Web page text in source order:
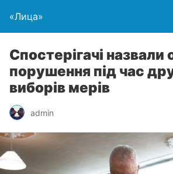
«Лица»
Спостерігачі назвали
порушення під час
виборів мерів
admin